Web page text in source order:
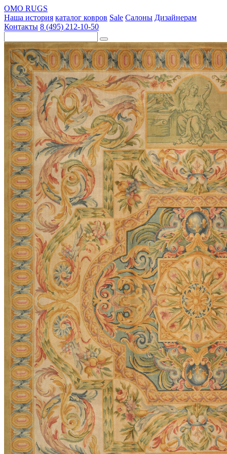
OMO RUGS
Наша история каталог ковров Sale Салоны Дизайнерам
Контакты 8 (495) 212-10-50